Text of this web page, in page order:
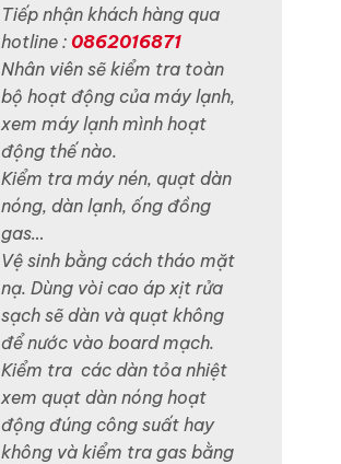
Tiếp nhận khách hàng qua
hotline : 0862016871
Nhân viên sẽ kiểm tra toàn
bộ hoạt động của máy lạnh,
xem máy lạnh mình hoạt
động thế nào.
Kiểm tra máy nén, quạt dàn
nóng, dàn lạnh, ống đồng
gas…
Vệ sinh bằng cách tháo mặt
nạ. Dùng vòi cao áp xịt rửa
sạch sẽ dàn và quạt không
để nước vào board mạch.
Kiểm tra các dàn tỏa nhiệt
xem quạt dàn nóng hoạt
động đúng công suất hay
không và kiểm tra gas bằng